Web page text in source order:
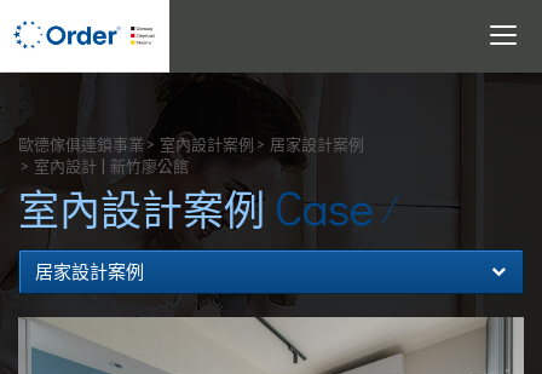
Toggle
歐德傢俱連鎖事業 室內設計案例
居家設計案例
室內設計 | 新竹廖公館
室內設計案例 Case
居家設計案例